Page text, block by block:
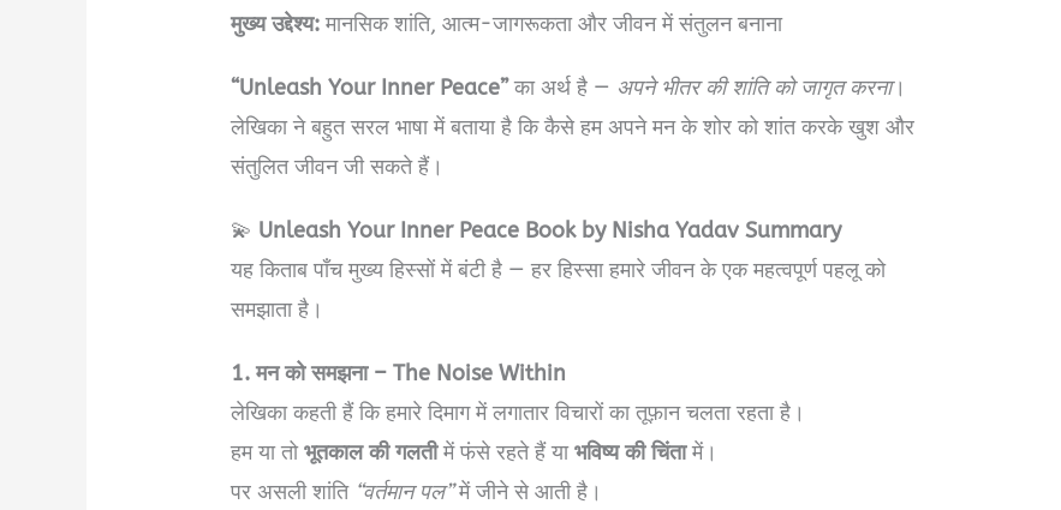
मुख्य उद्देश्य:मानसिक शांति, आत्म-जागरूकता और जीवन में संतुलन बनाना
“Unleash Your Inner Peace”का अर्थ है — अपने भीतर की शांति को जागृत करना।
लेखिका ने बहुत सरल भाषा में बताया है कि कैसे हम अपने मन के शोर को शांत करके खुश और
संतुलित जीवन जी सकते हैं।
💫 Unleash Your Inner Peace Book by Nisha Yadav Summary
यह किताब पाँच मुख्य हिस्सों में बंटी है — हर हिस्सा हमारे जीवन के एक महत्वपूर्ण पहलू को
समझाता है।
1. मन को समझना – The Noise Within
लेखिका कहती हैं कि हमारे दिमाग में लगातार विचारों का तूफ़ान चलता रहता है।
हम या तोभूतकाल की गलतीमें फंसे रहते हैं याभविष्य की चिंतामें।
पर असली शांति “वर्तमान पल”में जीने से आती है।